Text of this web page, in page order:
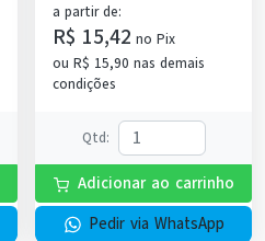
a partir de:
R$ 15,42 no Pix
ou R$ 15,90 nas demais
condições
Qtd:
Adicionar ao carrinho
Pedir via WhatsApp